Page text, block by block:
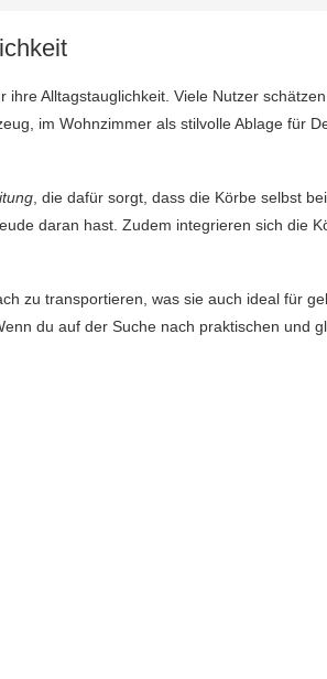
ihre Alltagstauglichkeit. Viele Nutzer
im Wohnzimmer als stilvolle Ablage für
, die dafür sorgt, dass die Körbe selbst
daran hast. Zudem integrieren sich die
zu transportieren, was sie auch ideal für
du auf der Suche nach praktischen und